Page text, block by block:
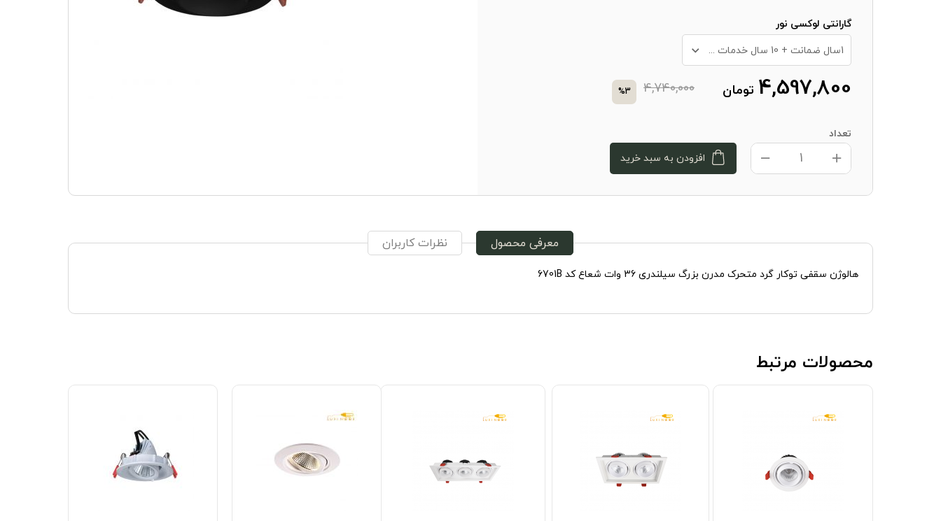
گارانتی لوکسی نور
1سال ضمانت + 10 سال خدمات پس از فروش
4,597,800 تومان 4,740,000
%3
تعداد
افزودن به سبد خرید
معرفی محصول نظرات کاربران
هالوژن سقفی توکار گرد متحرک مدرن بزرگ سیلندری 36 وات شعاع کد 6701B
محصولات مرتبط